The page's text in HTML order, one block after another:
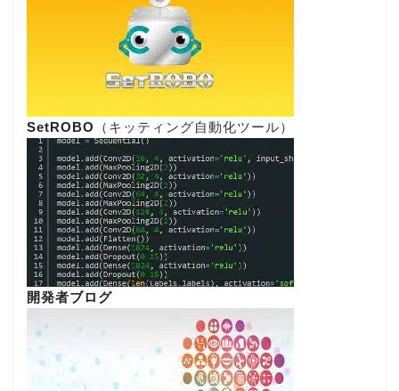
SetROBO （キッティング自動化ツール）
開発者ブログ